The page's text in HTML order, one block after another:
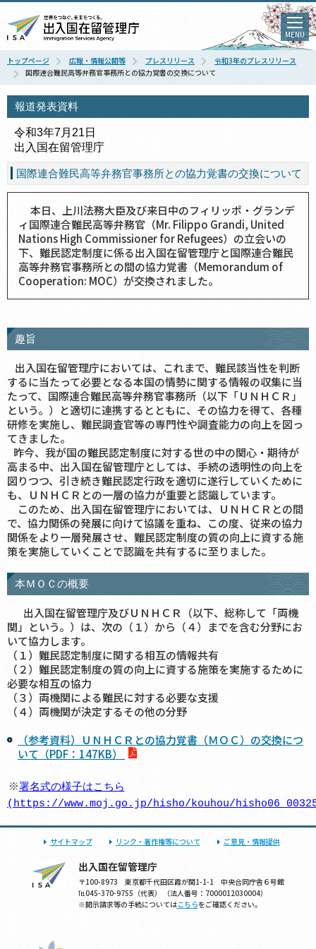
MENU
トップページ 広報・情報公開等 プレスリリース
令和3年のプレスリリース
国際連合難民高等弁務官事務所との協力覚書の交換について
報道発表資料
令和3年7月21日
出入国在留管理庁
国際連合難民高等弁務官事務所との協力覚書の交換について
本日、上川法務大臣及び来日中のフィリッポ・グランデ
ィ国際連合難民高等弁務官（Mr. Filippo Grandi, United
Nations High Commissioner for Refugees）の立会いの
下、難民認定制度に係る出入国在留管理庁と国際連合難民
高等弁務官事務所との間の協力覚書（Memorandum of
Cooperation: MOC）が交換されました。
趣旨
出入国在留管理庁においては、これまで、難民該当性を判断
するに当たって必要となる本国の情勢に関する情報の収集に当
たって、国際連合難民高等弁務官事務所（以下「ＵＮＨＣＲ」
という。）と適切に連携するとともに、その協力を得て、各種
研修を実施し、難民調査官等の専門性や調査能力の向上を図っ
てきました。
昨今、我が国の難民認定制度に対する世の中の関心・期待が
高まる中、出入国在留管理庁としては、手続の透明性の向上を
図りつつ、引き続き難民認定行政を適切に遂行していくために
も、ＵＮＨＣＲとの一層の協力が重要と認識しています。
このため、出入国在留管理庁においては、ＵＮＨＣＲとの間
で、協力関係の発展に向けて協議を重ね、この度、従来の協力
関係をより一層発展させ、難民認定制度の質の向上に資する施
策を実施していくことで認識を共有するに至りました。
本ＭＯＣの概要
出入国在留管理庁及びＵＮＨＣＲ（以下、総称して「両機
関」という。）は、次の（１）から（４）までを含む分野にお
いて協力します。
（１）難民認定制度に関する相互の情報共有
（２）難民認定制度の質の向上に資する施策を実施するために
必要な相互の協力
（３）両機関による難民に対する必要な支援
（４）両機関が決定するその他の分野
（参考資料）ＵＮＨＣＲとの協力覚書（ＭＯＣ）の交換につ
いて（PDF：147KB）
※署名式の様子はこちら
(https://www.moj.go.jp/hisho/kouhou/
サイトマップ リンク・著作権等について ご意見・情報提供
出入国在留管理庁
〒100-8973 東京都千代田区霞が関1-1-1 中央合同庁舎６号館
℡045-370-9755（代表） （法人番号：7000012030004）
※開示請求等の手続についてはこちらをご確認ください。